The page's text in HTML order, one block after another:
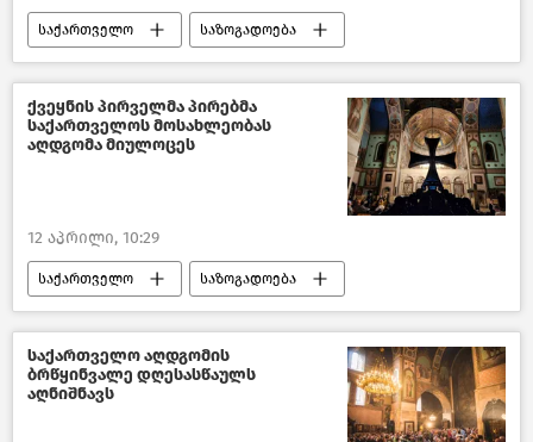
საქართველო საზოგადოება
თბილისი დღეს აღდგომა
ახალი ამბები
ქვეყნის პირველმა პირებმა
საქართველოს მოსახლეობას
აღდგომა მიულოცეს
12 აპრილი, 10:29
საქართველო საზოგადოება
რელიგია ახალი ამბები
საქართველო აღდგომის
ბრწყინვალე დღესასწაულს
აღნიშნავს